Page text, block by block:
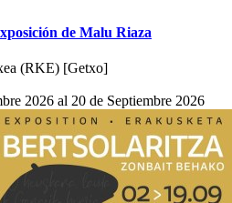
de Malu Riaza
(RKE) [Getxo]
2026 al 20 de Septiembre 2026